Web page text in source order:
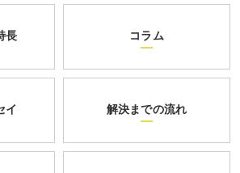
長 コラム
イ 解決までの流れ